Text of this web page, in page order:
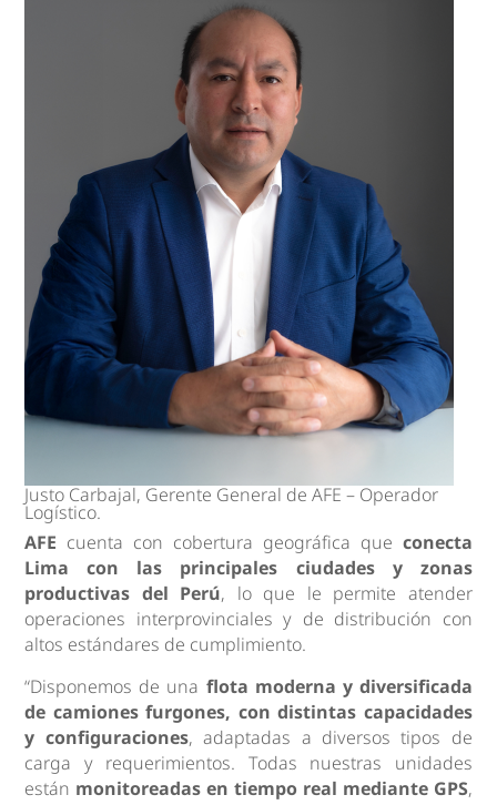
Justo Carbajal, Gerente General de AFE – Operador
Logístico.
AFE cuenta con cobertura geográfica que conecta
Lima con las principales ciudades y zonas
productivas del Perú, lo que le permite atender
operaciones interprovinciales y de distribución con
altos estándares de cumplimiento.
“Disponemos de una flota moderna y diversificada
de camiones furgones, con distintas capacidades
y configuraciones, adaptadas a diversos tipos de
carga y requerimientos. Todas nuestras unidades
están monitoreadas en tiempo real mediante GPS,